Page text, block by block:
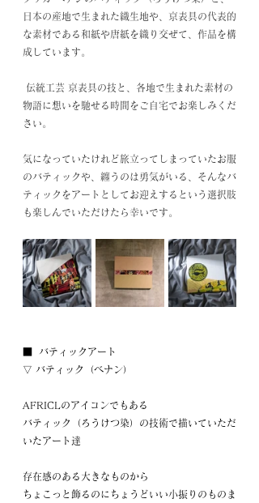
日本の産地で生まれた織生地や、京表具の代表的
な素材である和紙や唐紙を織り交ぜて、作品を構
成しています。
物語に想いを馳せる時間をご自宅でお楽しみくだ
さい。
気になっていたけれど旅立ってしまっていたお服
のバティックや、纏うのは勇気がいる、そんなバ
ティックをアートとしてお迎えするという選択肢
も楽しんでいただけたら幸いです。
■  バティックアート
▽ バティック（ベナン）
AFRICLのアイコンでもある
バティック（ろうけつ染）の技術で描いていただ
いたアート達
存在感のある大きなものから
ちょこっと飾るのにちょうどいい小振りのものま